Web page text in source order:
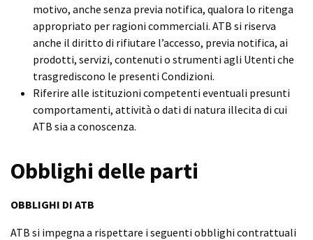
motivo, anche senza previa notifica, qualora lo ritenga
appropriato per ragioni commerciali. ATB si riserva
anche il diritto di rifiutare l’accesso, previa notifica, ai
prodotti, servizi, contenuti o strumenti agli Utenti che
trasgrediscono le presenti Condizioni.
Riferire alle istituzioni competenti eventuali presunti
comportamenti, attività o dati di natura illecita di cui
ATB sia a conoscenza.
Obblighi delle parti
OBBLIGHI DI ATB
ATB si impegna a rispettare i seguenti obblighi contrattuali